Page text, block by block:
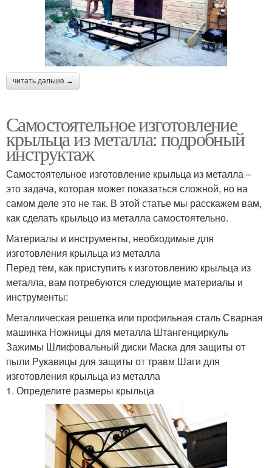
читать дальше →
Самостоятельное изготовление
крыльца из металла: подробный
инструктаж
Самостоятельное изготовление крыльца из металла –
это задача, которая может показаться сложной, но на
самом деле это не так. В этой статье мы расскажем вам,
как сделать крыльцо из металла самостоятельно.
Материалы и инструменты, необходимые для
изготовления крыльца из металла
Перед тем, как приступить к изготовлению крыльца из
металла, вам потребуются следующие материалы и
инструменты:
Металлическая решетка или профильная сталь Сварная
машинка Ножницы для металла Штангенциркуль
Зажимы Шлифовальный диски Маска для защиты от
пыли Рукавицы для защиты от травм Шаги для
изготовления крыльца из металла
1. Определите размеры крыльца